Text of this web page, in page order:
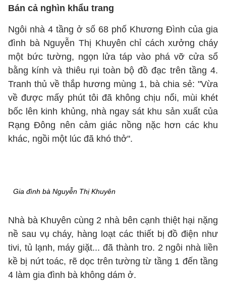
Bán cả nghìn khẩu trang
Ngôi nhà 4 tầng ở số 68 phố Khương Đình của gia
đình bà Nguyễn Thị Khuyên chỉ cách xưởng cháy
một bức tường, ngọn lửa táp vào phá vỡ cửa sổ
bằng kính và thiêu rụi toàn bộ đồ đạc trên tầng 4.
Tranh thủ về thắp hương mùng 1, bà chia sẻ: "Vừa
về được mấy phút tôi đã không chịu nổi, mùi khét
bốc lên kinh khủng, nhà ngay sát khu sản xuất của
Rạng Đông nên cảm giác nồng nặc hơn các khu
khác, ngồi một lúc đã khó thở".
Gia đình bà Nguyễn Thị Khuyên
Nhà bà Khuyên cùng 2 nhà bên cạnh thiệt hại nặng
nề sau vụ cháy, hàng loạt các thiết bị đồ điện như
tivi, tủ lạnh, máy giặt... đã thành tro. 2 ngôi nhà liền
kề bị nứt toác, rẽ dọc trên tường từ tầng 1 đến tầng
4 làm gia đình bà không dám ở.